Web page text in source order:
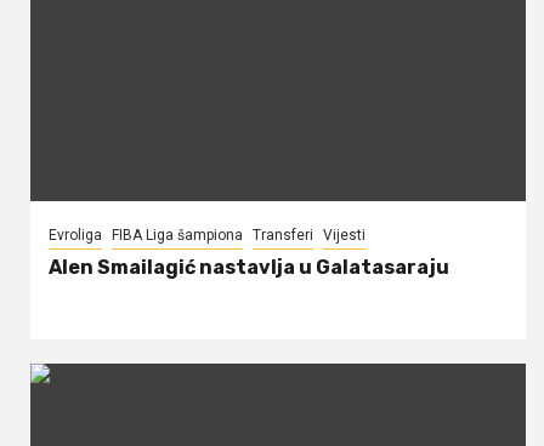
Evroliga FIBA Liga šampiona Transferi Vijesti
Alen Smailagić nastavlja u Galatasaraju